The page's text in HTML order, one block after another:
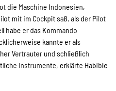
Mitglied
abonnieren
die Maschine Indonesien,
mit im Cockpit saß, als der Pilot
habe er das Kommando
kannte er als
Vertrauter und schließlich
Instrumente, erklärte Habibie